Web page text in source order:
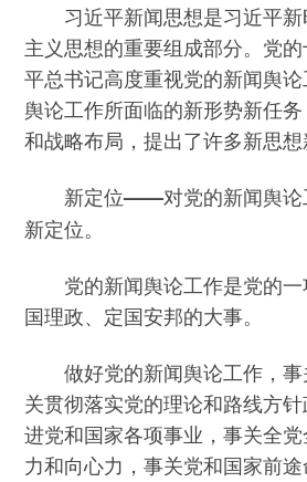
习近平新闻思想是习近平新
主义思想的重要组成部分。党
平总书记高度重视党的新闻舆
舆论工作所面临的新形势新任
和战略布局，提出了许多新思想
新定位——对党的新闻舆论
新定位。
党的新闻舆论工作是党的一
国理政、定国安邦的大事。
做好党的新闻舆论工作，事
关贯彻落实党的理论和路线方
进党和国家各项事业，事关全
力和向心力，事关党和国家前途